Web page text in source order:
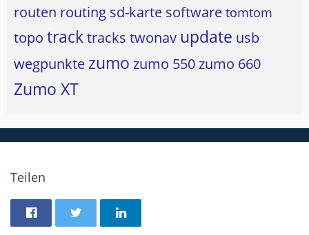
routen routing sd-karte software tomtom
topo tracktracks twonav update usb
wegpunkte zumo zumo 550zumo 660
Zumo XT
Teilen